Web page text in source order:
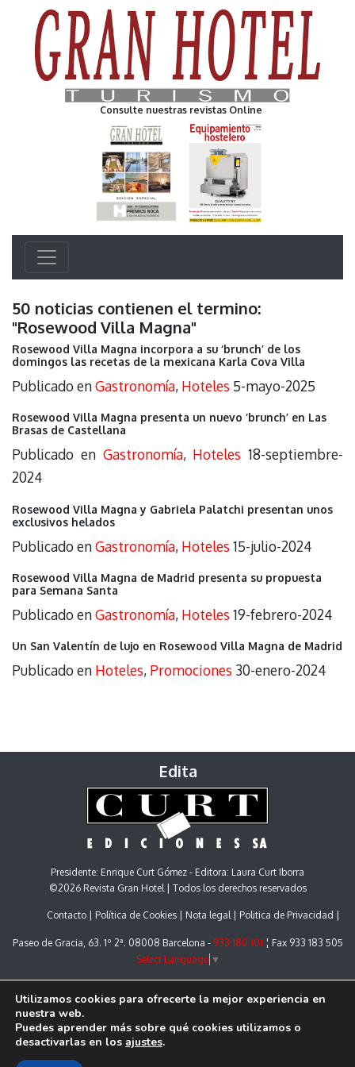
Consulte nuestras revistas Online
50 noticias contienen el termino:
"Rosewood Villa Magna"
Rosewood Villa Magna incorpora a su ‘brunch’ de los
domingos las recetas de la mexicana Karla Cova Villa
Publicado enGastronomía, Hoteles 5-mayo-2025
Rosewood Villa Magna presenta un nuevo ‘brunch’ en Las
Brasas de Castellana
Publicado en Gastronomía, Hoteles 18-septiembre-
2024
Rosewood Villa Magna y Gabriela Palatchi presentan unos
exclusivos helados
Publicado enGastronomía, Hoteles 15-julio-2024
Rosewood Villa Magna de Madrid presenta su propuesta
para Semana Santa
Publicado enGastronomía, Hoteles 19-febrero-2024
Un San Valentín de lujo en Rosewood Villa Magna de Madrid
Publicado en Hoteles, Promociones 30-enero-2024
Edita
Presidente: Enrique Curt Gómez - Editora: Laura Curt Iborra
©2026 Revista Gran Hotel | Todos los derechos reservados
Contacto Política de Cookies Nota legal Politica de Privacidad
Paseo de Gracia, 63. 1º 2ª. 08008 Barcelona - 933 180 101 ¦ Fax 933 183 505
Select Language ▼
Utilizamos cookies para ofrecerte la mejor experiencia en
nuestra web.
Puedes aprender más sobre qué cookies utilizamos o
desactivarlas en los ajustes.